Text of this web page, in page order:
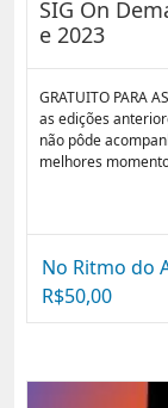
SIG On
e 2023
GRATUITO PARA
as edições
não pôde
melhores
No Ritmo do
R$50,00